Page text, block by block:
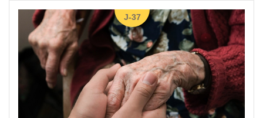
J-37